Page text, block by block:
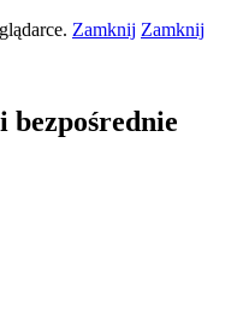
Zamknij Zamknij